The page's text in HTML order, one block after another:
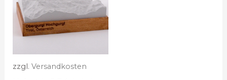
zzgl. Versandkosten